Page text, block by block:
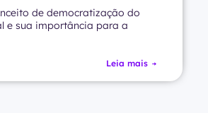
de democratização do
e sua importância para a
Leia mais